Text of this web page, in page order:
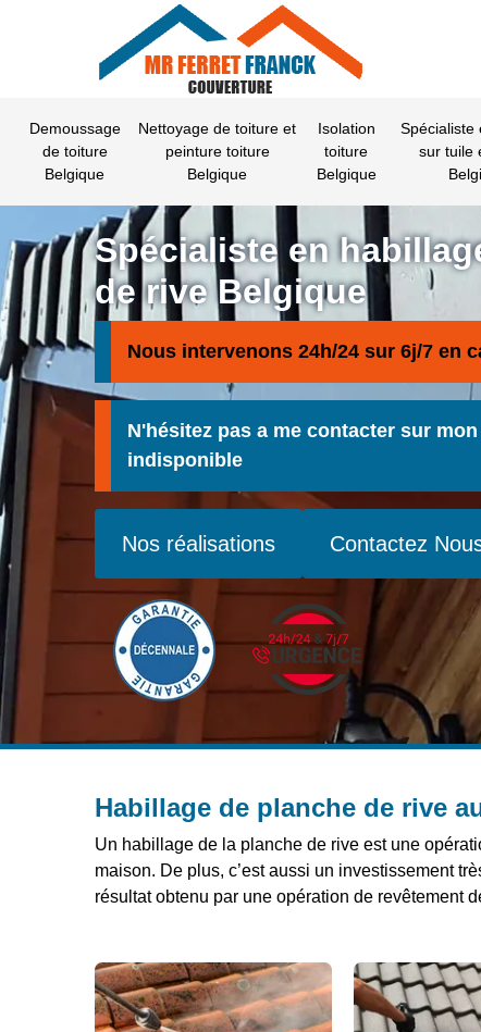
Demoussage
de toiture
Belgique
Nettoyage de toiture et
peinture toiture
Belgique
Isolation
toiture
Belgique
Spécialiste
sur tuile
Spécialiste en
de rive Belgique
Nous intervenons 24h/24 sur 6j/7 en
N'hésitez pas a me contacter sur mon
indisponible
Nos réalisations Contactez
Habillage de planche de rive
Un habillage de la planche de rive est une
maison. De plus, c’est aussi un investissement
résultat obtenu par une opération de revêtement